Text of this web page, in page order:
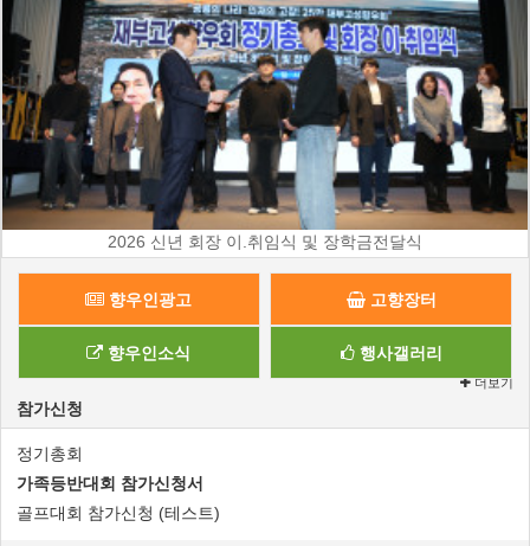
2026 신년 회장 이.취임식 및 장학금전달식
향우인광고 고향장터
향우인소식 행사갤러리
참가신청
정기총회
가족등반대회 참가신청서
골프대회 참가신청 (테스트)
더보기